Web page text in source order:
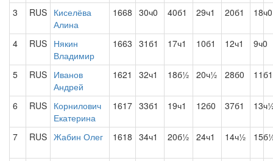
3 RUS Киселёва
Алина
1668 30ч0 40б1 29ч1 20б1 18ч0
4 RUS Някин
Владимир
1663 31б1 17ч1 10б1 12ч1 9ч0
5 RUS Иванов
Андрей
1621 32ч1 18б½ 20ч½ 28б0 11б1
6 RUS Корнилович
Екатерина
1617 33б1 19ч1 12б0 37б1
7 RUS Жабин Олег 1618 34ч1 20б½ 24ч1 14ч½